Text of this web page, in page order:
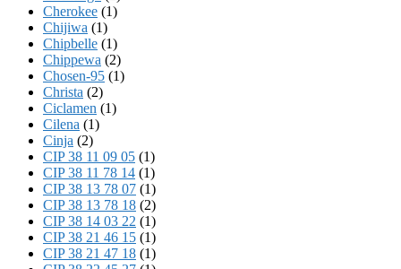
Cherokee (1)
Chijiwa (1)
Chipbelle (1)
Chippewa (2)
Chosen-95 (1)
Christa (2)
Ciclamen (1)
Cilena (1)
Cinja (2)
CIP 38 11 09 05 (1)
CIP 38 11 78 14 (1)
CIP 38 13 78 07 (1)
CIP 38 13 78 18 (2)
CIP 38 14 03 22 (1)
CIP 38 21 46 15 (1)
CIP 38 21 47 18 (1)